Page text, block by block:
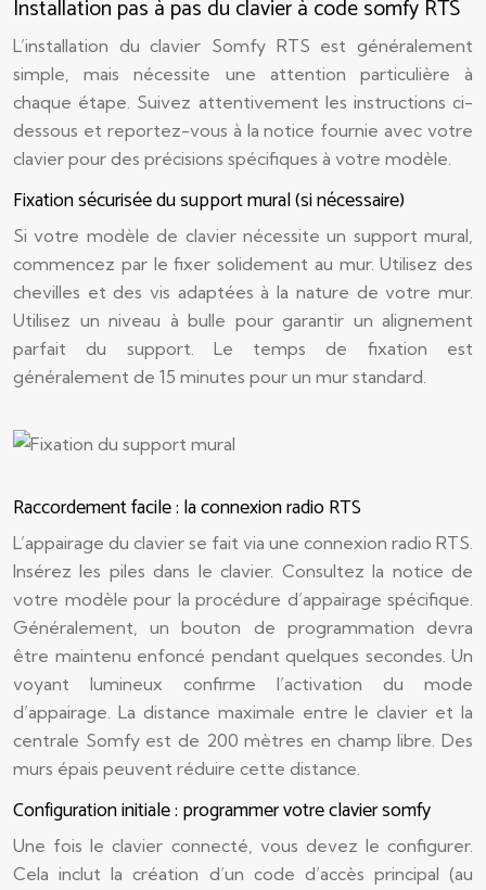
Installation pas à pas du clavier à code somfy RTS
L’installation du clavier Somfy RTS est généralement
simple, mais nécessite une attention particulière à
chaque étape. Suivez attentivement les instructions ci-
dessous et reportez-vous à la notice fournie avec votre
clavier pour des précisions spécifiques à votre modèle.
Fixation sécurisée du support mural (si nécessaire)
Si votre modèle de clavier nécessite un support mural,
commencez par le fixer solidement au mur. Utilisez des
chevilles et des vis adaptées à la nature de votre mur.
Utilisez un niveau à bulle pour garantir un alignement
parfait du support. Le temps de fixation est
généralement de 15 minutes pour un mur standard.
Raccordement facile : la connexion radio RTS
L’appairage du clavier se fait via une connexion radio RTS.
Insérez les piles dans le clavier. Consultez la notice de
votre modèle pour la procédure d’appairage spécifique.
Généralement, un bouton de programmation devra
être maintenu enfoncé pendant quelques secondes. Un
voyant lumineux confirme l’activation du mode
d’appairage. La distance maximale entre le clavier et la
centrale Somfy est de 200 mètres en champ libre. Des
murs épais peuvent réduire cette distance.
Configuration initiale : programmer votre clavier somfy
Une fois le clavier connecté, vous devez le configurer.
Cela inclut la création d’un code d’accès principal (au